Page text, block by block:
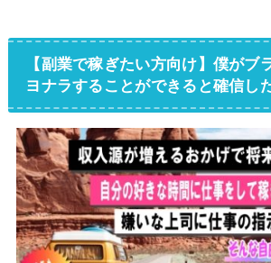
【副業で稼ぎたい方向け】僕がブ
ヨナラすることができると確信し